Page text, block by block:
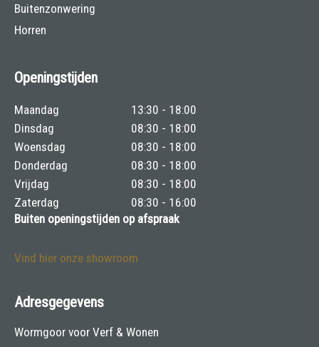
Buitenzonwering
Horren
Openingstijden
Maandag
13:30 - 18:00
Dinsdag
08:30 - 18:00
Woensdag
08:30 - 18:00
Donderdag
08:30 - 18:00
Vrijdag
08:30 - 18:00
Zaterdag
08:30 - 16:00
Buiten openingstijden op afspraak
Vind hier onze showroom
Adresgegevens
Wormgoor voor Verf & Wonen